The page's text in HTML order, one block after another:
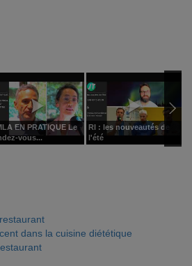
EN PRATIQUE Le
vous...
RI : les nouveautés de
l'été
dans la cuisine diététique